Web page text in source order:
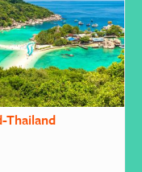
Thailand